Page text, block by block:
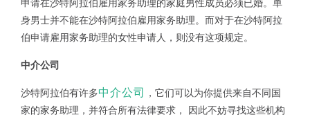
申请在沙特阿拉伯雇用家务助理的家庭男性成员必须已婚。单
身男士并不能在沙特阿拉伯雇用家务助理。而对于在沙特阿拉
伯申请雇用家务助理的女性申请人，则没有这项规定。
中介公司
沙特阿拉伯有许多中介公司
，它们可以为你提供来自不同国
家的家务助理，并符合所有法律要求， 因此不妨寻找这些机构